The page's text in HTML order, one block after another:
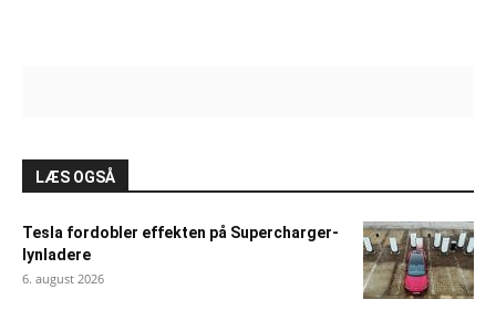
LÆS OGSÅ
Tesla fordobler effekten på Supercharger-
lynladere
6. august 2026